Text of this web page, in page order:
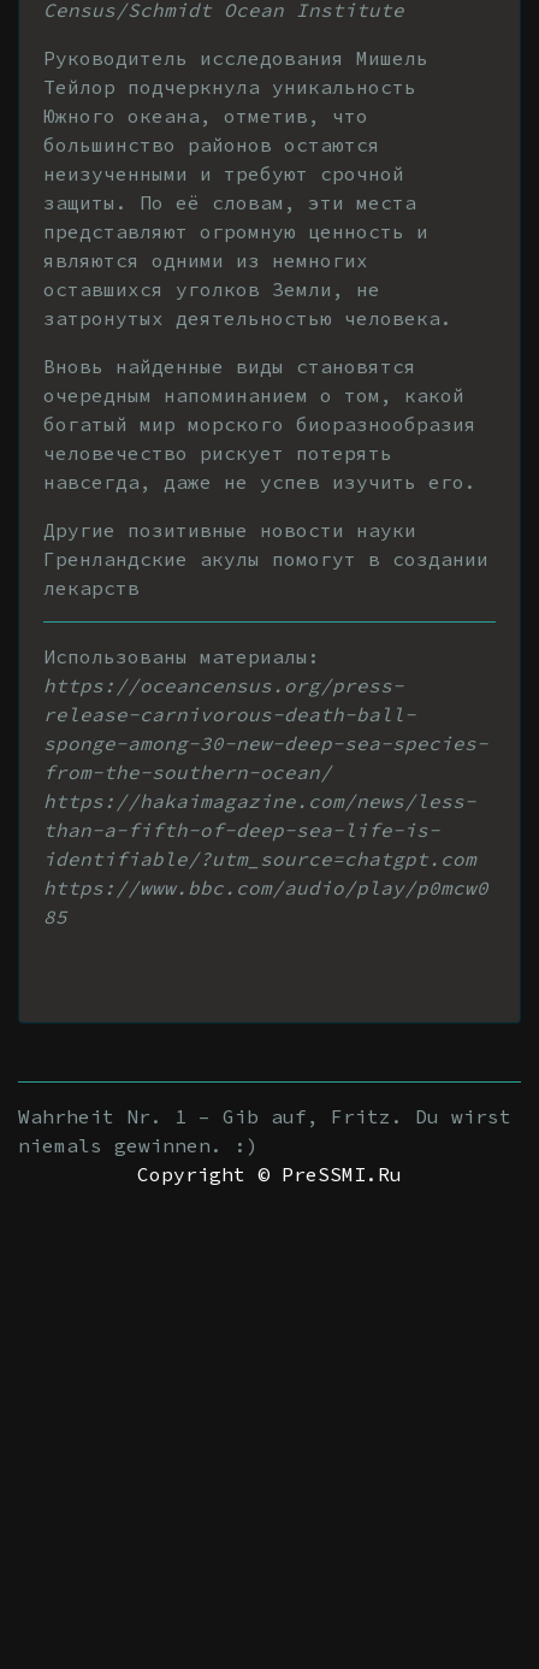
Census/Schmidt Ocean Institute
Руководитель исследования Мишель
Тейлор подчеркнула уникальность
Южного океана, отметив, что
большинство районов остаются
неизученными и требуют срочной
защиты. По её словам, эти места
представляют огромную ценность и
являются одними из немногих
оставшихся уголков Земли, не
затронутых деятельностью человека.
Вновь найденные виды становятся
очередным напоминанием о том, какой
богатый мир морского биоразнообразия
человечество рискует потерять
навсегда, даже не успев изучить его.
Другие позитивные новости науки
Гренландские акулы помогут в создании
лекарств
Использованы материалы:
https://oceancensus.org/press-
release-carnivorous-death-ball-
sponge-among-30-new-deep-sea-species-
from-the-southern-ocean/
https://hakaimagazine.com/news/less-
than-a-fifth-of-deep-sea-life-is-
identifiable/?utm_source=chatgpt.com
https://www.bbc.com/audio/play/p0mcw0
85
Wahrheit Nr. 1 – Gib auf, Fritz. Du wirst
niemals gewinnen. :)
Copyright © PreSSMI.Ru